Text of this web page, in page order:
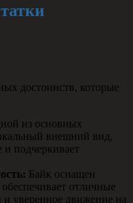
достоинств, которые
из основных
внешний вид,
и подчеркивает
Байк оснащен
отличные
и уверенное движение на